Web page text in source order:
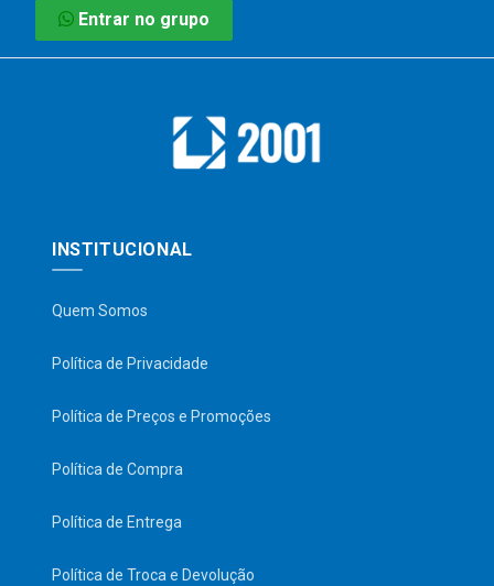
Entrar no grupo
INSTITUCIONAL
Quem Somos
Política de Privacidade
Política de Preços e Promoções
Política de Compra
Política de Entrega
Política de Troca e Devolução